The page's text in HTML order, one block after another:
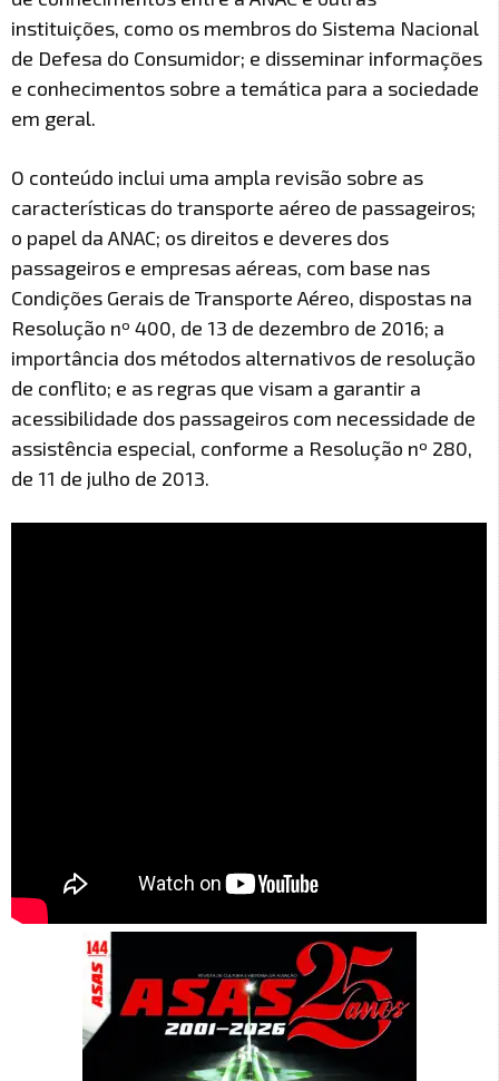
instituições, como os membros do Sistema Nacional
de Defesa do Consumidor; e disseminar informações
e conhecimentos sobre a temática para a sociedade
em geral.
O conteúdo inclui uma ampla revisão sobre as
características do transporte aéreo de passageiros;
o papel da ANAC; os direitos e deveres dos
passageiros e empresas aéreas, com base nas
Condições Gerais de Transporte Aéreo, dispostas na
Resolução nº 400, de 13 de dezembro de 2016; a
importância dos métodos alternativos de resolução
de conflito; e as regras que visam a garantir a
acessibilidade dos passageiros com necessidade de
assistência especial, conforme a Resolução nº 280,
de 11 de julho de 2013.